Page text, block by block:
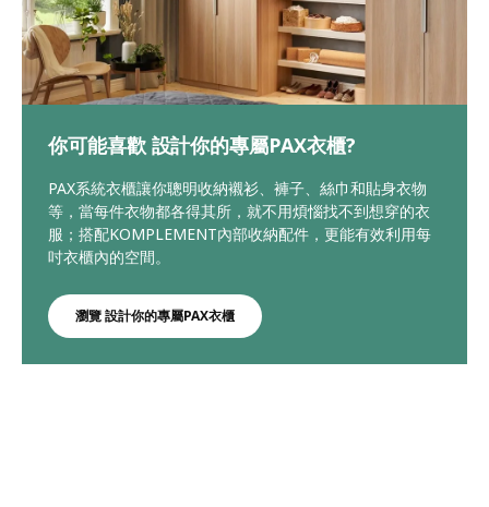
你可能喜歡 設計你的專屬PAX衣櫃?
PAX系統衣櫃讓你聰明收納襯衫、褲子、絲巾和貼身衣物
等，當每件衣物都各得其所，就不用煩惱找不到想穿的衣
服；搭配KOMPLEMENT內部收納配件，更能有效利用每
吋衣櫃內的空間。
瀏覽 設計你的專屬PAX衣櫃